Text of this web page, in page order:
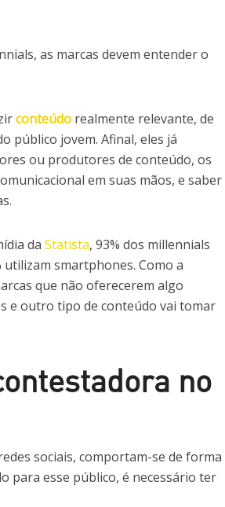
as marcas devem entender o
conteúdo realmente relevante, de
público jovem. Afinal, eles já
ou produtores de conteúdo, os
em suas mãos, e saber
da Statista, 93% dos millennials
smartphones. Como a
que não oferecerem algo
e outro tipo de conteúdo vai tomar
no
sociais, comportam-se de forma
para esse público, é necessário ter